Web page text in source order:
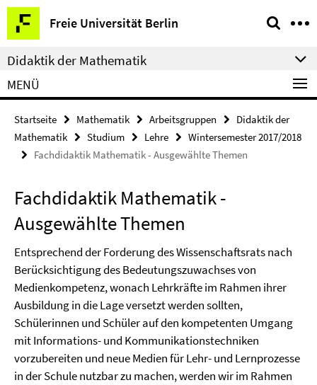
Springe
direkt
zu
Inhalt
Freie Universität Berlin
Service-
Navigation
Didaktik der Mathematik
MENÜ
Startseite Mathematik Arbeitsgruppen
Didaktik der
Mathematik
Studium Lehre
Wintersemester 2017/2018
Fachdidaktik Mathematik - Ausgewählte Themen
Fachdidaktik Mathematik -
Ausgewählte Themen
Entsprechend der Forderung des Wissenschaftsrats nach
Berücksichtigung des Bedeutungszuwachses von
Medienkompetenz, wonach Lehrkräfte im Rahmen ihrer
Ausbildung in die Lage versetzt werden sollten,
Schülerinnen und Schüler auf den kompetenten Umgang
mit Informations- und Kommunikationstechniken
vorzubereiten und neue Medien für Lehr- und Lernprozesse
in der Schule nutzbar zu machen, werden wir im Rahmen